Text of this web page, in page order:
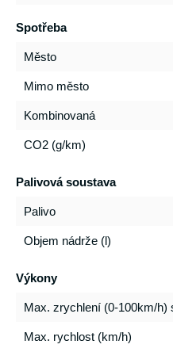
Spotřeba
Město
Mimo město
Kombinovaná
CO2 (g/km)
Palivová soustava
Palivo
Objem nádrže (l)
Výkony
Max. zrychlení (0-100km/h)
Max. rychlost (km/h)